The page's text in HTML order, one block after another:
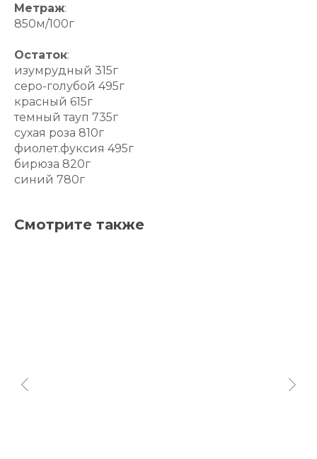
Метраж:
850м/100г
Остаток:
изумрудный 315г
серо-голубой 495г
красный 615г
темный тауп 735г
сухая роза 810г
фиолет.фуксия 495г
бирюза 820г
синий 780г
Смотрите также